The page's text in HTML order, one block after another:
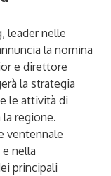
leader nelle
la nomina
e direttore
la strategia
le attività di
regione.
ventennale
nella
principali